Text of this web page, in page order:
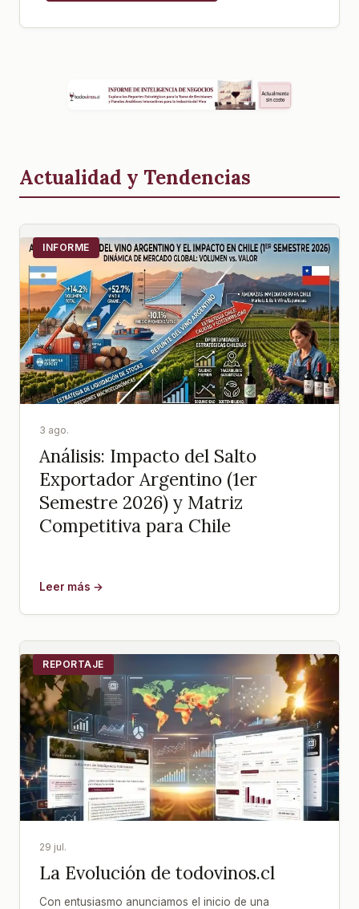
Actualidad y Tendencias
INFORME
3 ago.
Análisis: Impacto del Salto
Exportador Argentino (1er
Semestre 2026) y Matriz
Competitiva para Chile
Leer más →
REPORTAJE
29 jul.
La Evolución de todovinos.cl
Con entusiasmo anunciamos el inicio de una